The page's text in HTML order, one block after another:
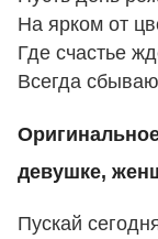
На ярком от
Где счастье
Всегда
девушке,
Пускай